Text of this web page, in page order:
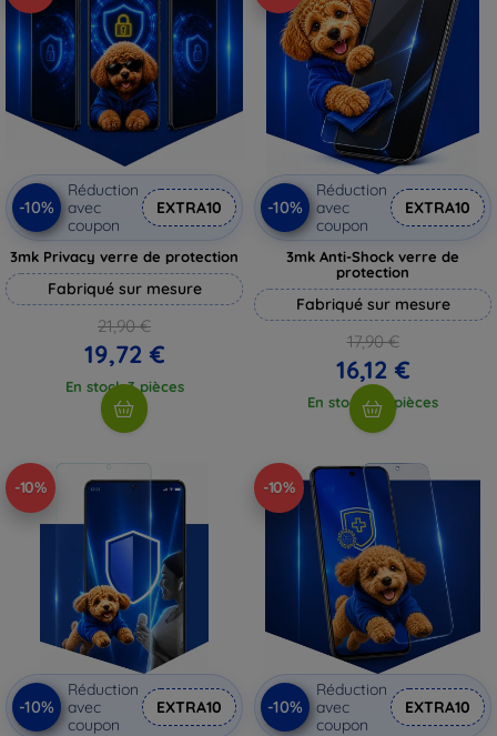
-10%
Réduction
avec
coupon
EXTRA10
3mk Privacy verre de protection
Fabriqué sur mesure
21,90 €
19,72 €
En stock 3 pièces
-10%
Réduction
avec
coupon
EXTRA10
3mk Anti-Shock verre de
protection
Fabriqué sur mesure
17,90 €
16,12 €
En stock > 5 pièces
-10%
-10%
Réduction
avec
coupon
EXTRA10
-10%
-10%
Réduction
avec
coupon
EXTRA10